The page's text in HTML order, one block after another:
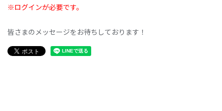
※ログインが必要です。
皆さまのメッセージをお待ちしております！